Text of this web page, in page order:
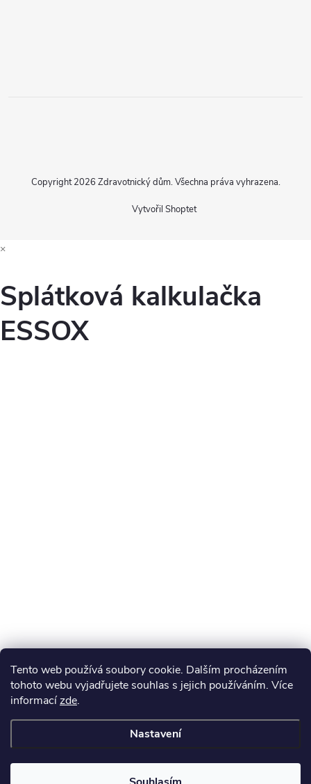
Tento web používá soubory cookie. Dalším procházením
tohoto webu vyjadřujete souhlas s jejich používáním. Více
informacízde.
Nastavení
Vytvořil Shoptet
Copyright 2026 Zdravotnický dům. Všechna práva vyhrazena.
×
Splátková kalkulačka
ESSOX